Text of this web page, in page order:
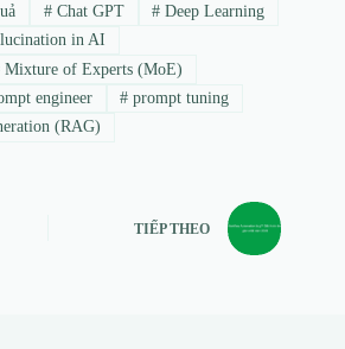
#Chat GPT # Deep Learning
in AI
Mixture of Experts (MoE)
engineer # prompt tuning
(RAG)
TIẾP THEO